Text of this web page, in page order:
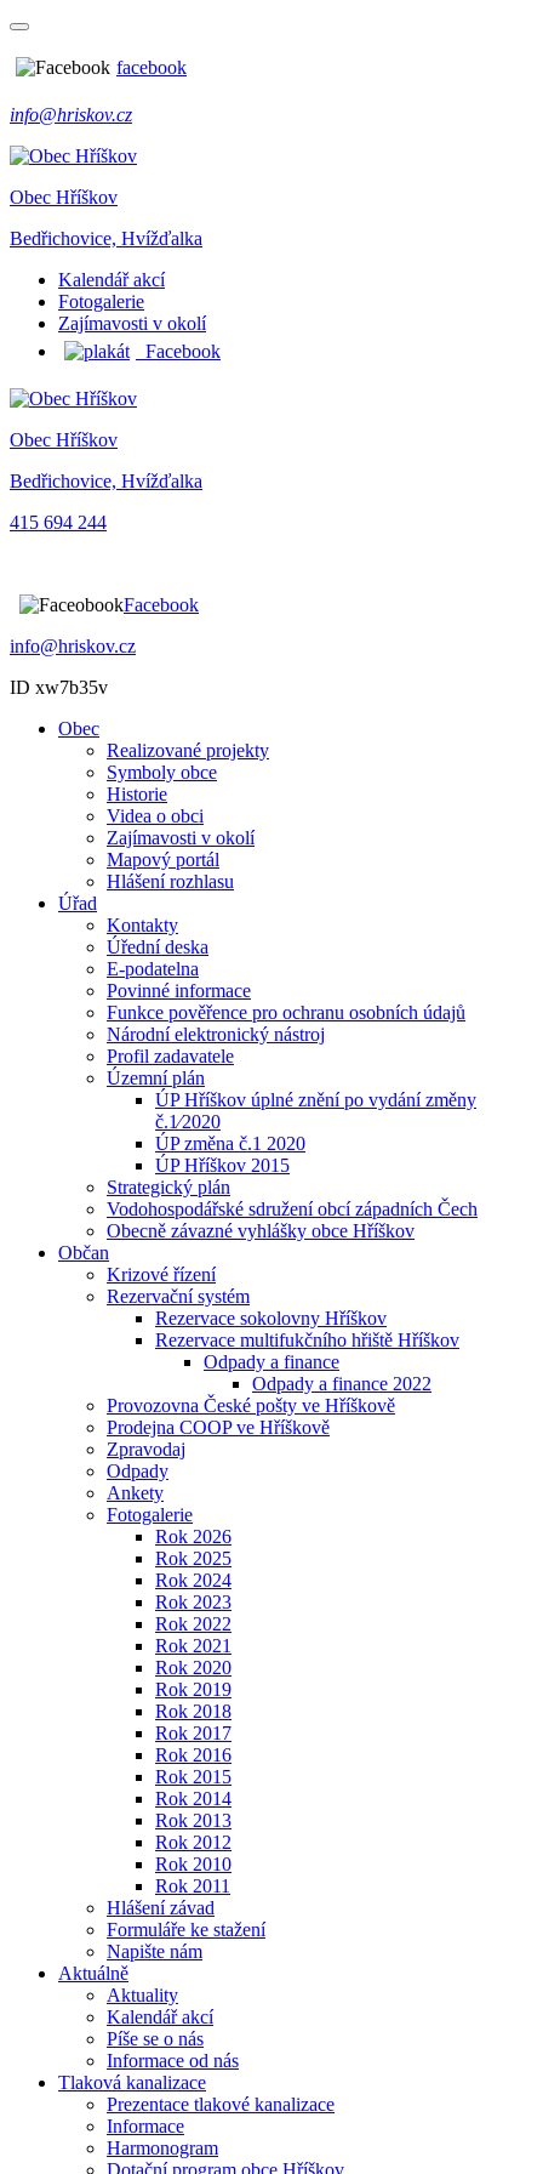
facebook
info@hriskov.cz
Obec Hříškov
Bedřichovice, Hvížďalka
Kalendář akcí
Fotogalerie
Zajímavosti v okolí
Facebook
Obec Hříškov
Bedřichovice, Hvížďalka
415 694 244
Facebook
info@hriskov.cz
ID xw7b35v
Obec
Realizované projekty
Symboly obce
Historie
Videa o obci
Zajímavosti v okolí
Mapový portál
Hlášení rozhlasu
Úřad
Kontakty
Úřední deska
E-podatelna
Povinné informace
Funkce pověřence pro ochranu osobních údajů
Národní elektronický nástroj
Profil zadavatele
Územní plán
ÚP Hříškov úplné znění po vydání změny
č.1⁄2020
ÚP změna č.1 2020
ÚP Hříškov 2015
Strategický plán
Vodohospodářské sdružení obcí západních Čech
Obecně závazné vyhlášky obce Hříškov
Občan
Krizové řízení
Rezervační systém
Rezervace sokolovny Hříškov
Rezervace multifukčního hřiště Hříškov
Odpady a finance
Odpady a finance 2022
Provozovna České pošty ve Hříškově
Prodejna COOP ve Hříškově
Zpravodaj
Odpady
Ankety
Fotogalerie
Rok 2026
Rok 2025
Rok 2024
Rok 2023
Rok 2022
Rok 2021
Rok 2020
Rok 2019
Rok 2018
Rok 2017
Rok 2016
Rok 2015
Rok 2014
Rok 2013
Rok 2012
Rok 2010
Rok 2011
Hlášení závad
Formuláře ke stažení
Napište nám
Aktuálně
Aktuality
Kalendář akcí
Píše se o nás
Informace od nás
Tlaková kanalizace
Prezentace tlakové kanalizace
Informace
Harmonogram
Dotační program obce Hříškov